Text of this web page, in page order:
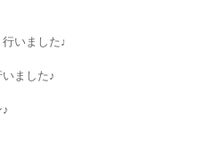
いました♪
ました♪